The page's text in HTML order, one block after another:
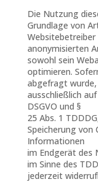
Die Nutzung
Grundlage von
anonymisierten
sowohl sein
optimieren.
abgefragt
ausschließlich
DSGVO und §
25 Abs. 1
Speicherung von
Informationen
im Endgerät des
im Sinne des
jederzeit